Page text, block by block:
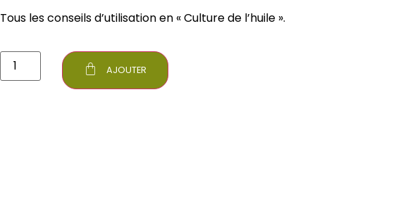
Tous les conseils d’utilisation en « Culture de l’huile ».
AJOUTER